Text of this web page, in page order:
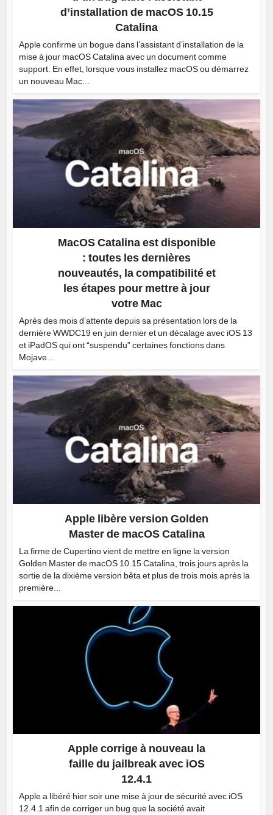
d’installation de macOS 10.15
Catalina
Apple confirme un bogue dans l’assistant d’installation de la
mise à jour macOS Catalina avec un document comme
support. En effet, lorsque vous installez macOS ou démarrez
un nouveau Mac...
MacOS Catalina est disponible
: toutes les dernières
nouveautés, la compatibilité et
les étapes pour mettre à jour
votre Mac
Après des mois d’attente depuis sa présentation lors de la
dernière WWDC19 en juin dernier et un décalage avec iOS 13
et iPadOS qui ont “suspendu” certaines fonctions dans
Mojave...
Apple libère version Golden
Master de macOS Catalina
La firme de Cupertino vient de mettre en ligne la version
Golden Master de macOS 10.15 Catalina, trois jours après la
sortie de la dixième version bêta et plus de trois mois après la
première...
Apple corrige à nouveau la
faille du jailbreak avec iOS
12.4.1
Apple a libéré hier soir une mise à jour de sécurité avec iOS
12.4.1 afin de corriger un bug que la société avait